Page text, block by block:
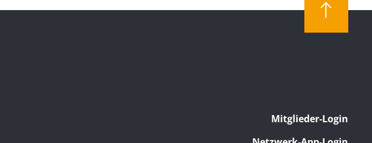
Mitglieder-Login